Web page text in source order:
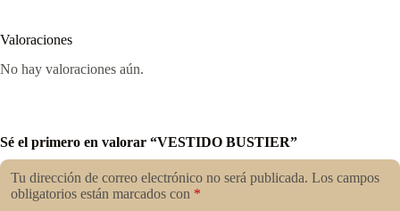
Valoraciones
No hay valoraciones aún.
Sé el primero en valorar “VESTIDO BUSTIER”
Tu dirección de correo electrónico no será publicada. Los campos
obligatorios están marcados con *